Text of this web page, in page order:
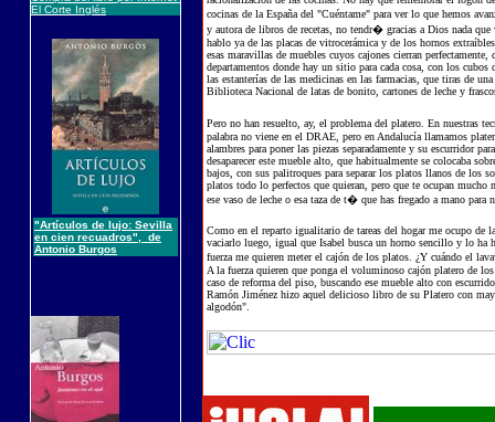
El Corte Inglés
"Artículos de lujo: Sevilla
en cien recuadros", de
Antonio Burgos
cocinas de la España del "Cuéntame" para ver lo que hemos
y autora de libros de recetas, no tendr� gracias a Dios nada
hablo ya de las placas de vitrocerámica y de los hornos
esas maravillas de muebles cuyos cajones cierran
departamentos donde hay un sitio para cada cosa, con los cubos
las estanterías de las medicinas en las farmacias, que tiras de
Biblioteca Nacional de latas de bonito, cartones de leche y
Pero no han resuelto, ay, el problema del platero. En nuestras
palabra no viene en el DRAE, pero en Andalucía llamamos
alambres para poner las piezas separadamente y su escurridor
desaparecer este mueble alto, que habitualmente se colocaba
bajos, con sus palitroques para separar los platos llanos de los
platos todo lo perfectos que quieran, pero que te ocupan mucho
ese vaso de leche o esa taza de t� que has fregado a mano
Como en el reparto igualitario de tareas del hogar me ocupo de
vaciarlo luego, igual que Isabel busca un horno sencillo y lo ha
fuerza me quieren meter el cajón de los platos. ¿Y cuándo el
A la fuerza quieren que ponga el voluminoso cajón platero de
caso de reforma del piso, buscando ese mueble alto con
Ramón Jiménez hizo aquel delicioso libro de su Platero con
algodón".